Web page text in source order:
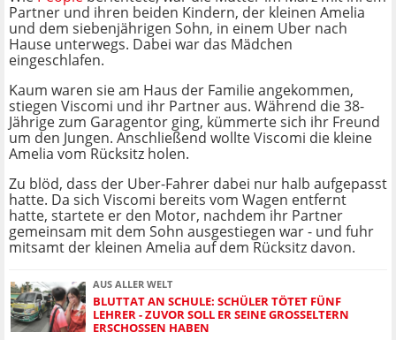
Partner und ihren beiden Kindern, der kleinen Amelia
und dem siebenjährigen Sohn, in einem Uber nach
Hause unterwegs. Dabei war das Mädchen
eingeschlafen.
Kaum waren sie am Haus der Familie angekommen,
stiegen Viscomi und ihr Partner aus. Während die 38-
Jährige zum Garagentor ging, kümmerte sich ihr Freund
um den Jungen. Anschließend wollte Viscomi die kleine
Amelia vom Rücksitz holen.
Zu blöd, dass der Uber-Fahrer dabei nur halb aufgepasst
hatte. Da sich Viscomi bereits vom Wagen entfernt
hatte, startete er den Motor, nachdem ihr Partner
gemeinsam mit dem Sohn ausgestiegen war - und fuhr
mitsamt der kleinen Amelia auf dem Rücksitz davon.
AUS ALLER WELT
BLUTTAT AN SCHULE: SCHÜLER TÖTET FÜNF
LEHRER - ZUVOR SOLL ER SEINE GROSSELTERN E
RSCHOSSEN HABEN